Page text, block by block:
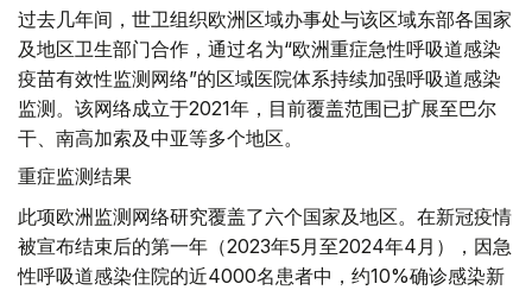
过去几年间，世卫组织欧洲区域办事处与该区域东部各国家
及地区卫生部门合作，通过名为“欧洲重症急性呼吸道感染
疫苗有效性监测网络”的区域医院体系持续加强呼吸道感染
监测。该网络成立于2021年，目前覆盖范围已扩展至巴尔
干、南高加索及中亚等多个地区。
重症监测结果
此项欧洲监测网络研究覆盖了六个国家及地区。在新冠疫情
被宣布结束后的第一年（2023年5月至2024年4月），因急
性呼吸道感染住院的近4000名患者中，约10%确诊感染新